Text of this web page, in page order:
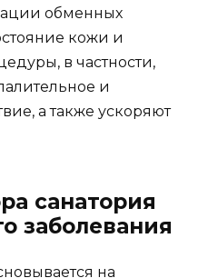
обменных
кожи и
в частности,
и
а также ускоряют
санатория
заболевания
на